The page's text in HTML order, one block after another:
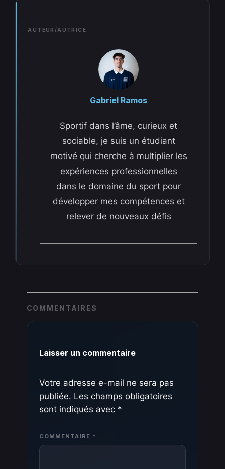
AUTEUR/AUTRICE
Gabriel Ramos
Sportif dans l’âme, curieux et
sociable, je suis un étudiant
motivé qui cherche à multiplier les
expériences professionnelles
dans le domaine du sport pour
développer mes compétences et
relever de nouveaux défis
COMMENTAIRES
Laisser un commentaire
Votre adresse e-mail ne sera pas
publiée. Les champs obligatoires
sont indiqués avec *
COMMENTAIRE *